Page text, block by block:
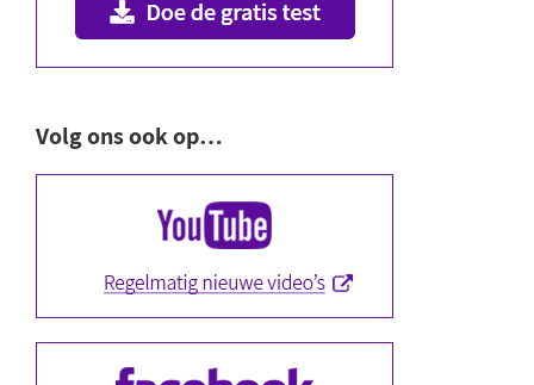
Volg ons ook op…